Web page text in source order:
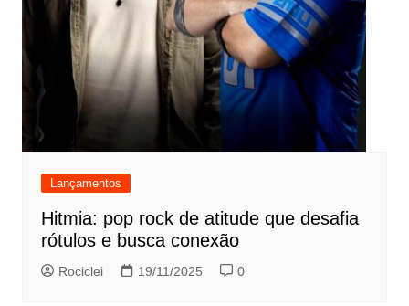
Lançamentos
Hitmia: pop rock de atitude que desafia
rótulos e busca conexão
Rociclei 19/11/2025 0